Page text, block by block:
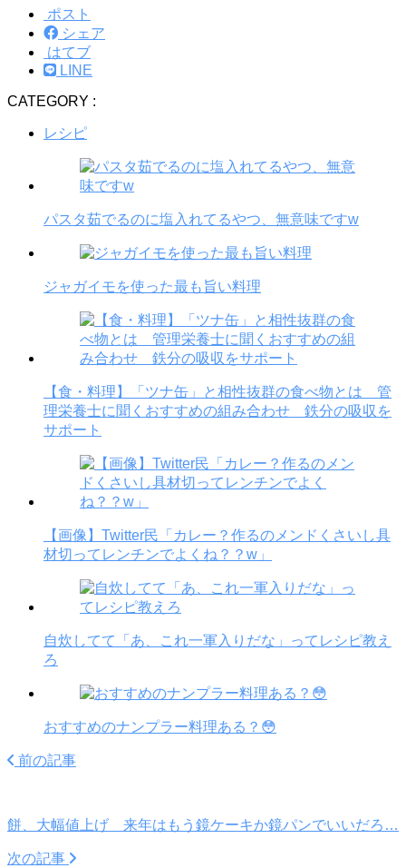
ポスト
シェア
はてブ
LINE
CATEGORY :
レシピ
パスタ茹でるのに塩入れてるやつ、無意味ですw
ジャガイモを使った最も旨い料理
【食・料理】「ツナ缶」と相性抜群の食べ物とは 管
理栄養士に聞くおすすめの組み合わせ 鉄分の吸収を
サポート
【画像】Twitter民「カレー？作るのメンドくさいし具
材切ってレンチンでよくね？？w」
自炊してて「あ、これ一軍入りだな」ってレシピ教え
ろ
おすすめのナンプラー料理ある？😳
前の記事
餅、大幅値上げ 来年はもう鏡ケーキか鏡パンでいいだろ…
次の記事